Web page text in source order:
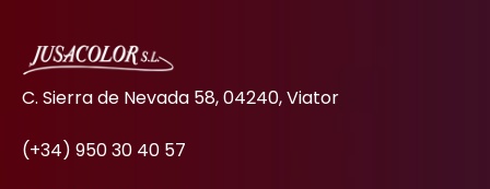
C. Sierra de Nevada 58, 04240, Viator
(+34) 950 30 40 57